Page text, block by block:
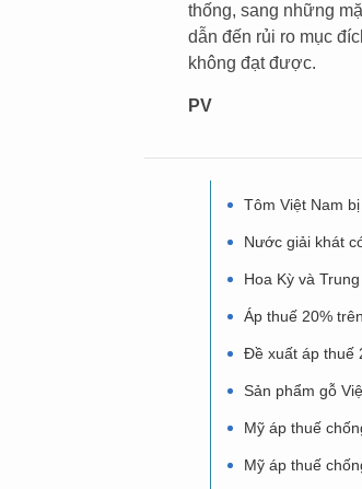
thống, sang những
dẫn đến rủi ro mục
không đạt được.
PV
Tôm Việt Nam
Nước giải khát
Hoa Kỳ và
Áp thuế 20%
Đề xuất áp thuế
Sản phẩm gỗ
Mỹ áp thuế
Mỹ áp thuế